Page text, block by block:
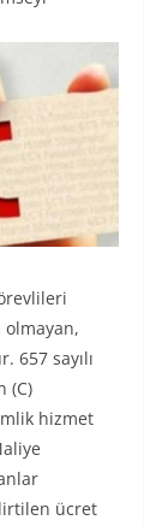
olmayan,
sayılı
(C)
hizmet
ücret